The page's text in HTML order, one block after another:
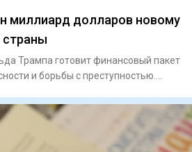
миллиард долларов новому
страны
Трампа готовит финансовый пакет
и борьбы с преступностью.